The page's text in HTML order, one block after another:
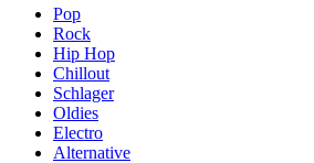
Pop
Rock
Hip Hop
Chillout
Schlager
Oldies
Electro
Alternative